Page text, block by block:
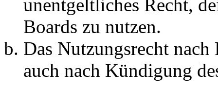
unentgeltliches Recht,
Boards zu nutzen.
Das Nutzungsrecht
auch nach Kündigung